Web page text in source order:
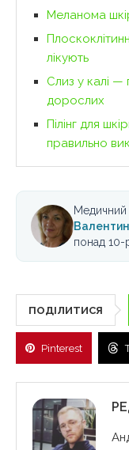
Меланома
лікують
Слиз у калі —
дорослих
Пілінг для
правильно
понад 10-
ПОДІЛИТИСЯ
Pinterest